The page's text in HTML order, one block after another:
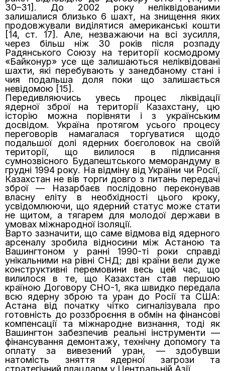
30–31]. До 2002 року неліквідованими
залишалися близько 6 шахт, на знищення яких
продовжували виділятися американські кошти
[14, ст. 17]. Але, незважаючи на всі зусилля,
через більш ніж 30 років після розпаду
Радянського Союзу на території космодрому
«Байконур» усе ще залишаються неліквідовані
шахти, які перебувають у занедбаному стані і
чия подальша доля поки що залишається
невідомою [15].
Передивляючись увесь процес ліквідації
ядерної зброї на території Казахстану, цю
історію можна порівняти і з українським
досвідом. Україна протягом усього процесу
переговорів намагалася торгуватися щодо
подальшої долі ядерних боєголовок на своїй
території, що вилилося в підписання
сумнозвісного Будапештського меморандуму в
грудні 1994 року. На відміну від України чи Росії,
Казахстан не вів торги довго з питань передачі
зброї — Назарбаєв послідовно переконував
власну еліту в необхідності цього кроку,
усвідомлюючи, що ядерний статус може стати
не щитом, а тягарем для молодої держави в
умовах міжнародної ізоляції.
Варто зазначити, що саме відмова від ядерного
арсеналу зробила відносини між Астаною та
Вашингтоном у ранні 1990-ті роки справді
унікальними на рівні СНД; дві країни вели дуже
конструктивні перемовини весь цей час, що
вилилося в те, що Казахстан став першою
країною Договору СНО-1, яка швидко передала
всю ядерну зброю та уран до Росії та США:
Астана від початку чітко сигналізувала про
готовність до роззброєння в обмін на фінансові
компенсації та міжнародне визнання, тоді як
Вашингтон забезпечив реальні інструменти —
фінансування демонтажу, технічну допомогу та
оплату за вивезений уран, — здобувши
натомість зняття ядерної загрози та
стратегічний плацдарм у Центральній Азії.